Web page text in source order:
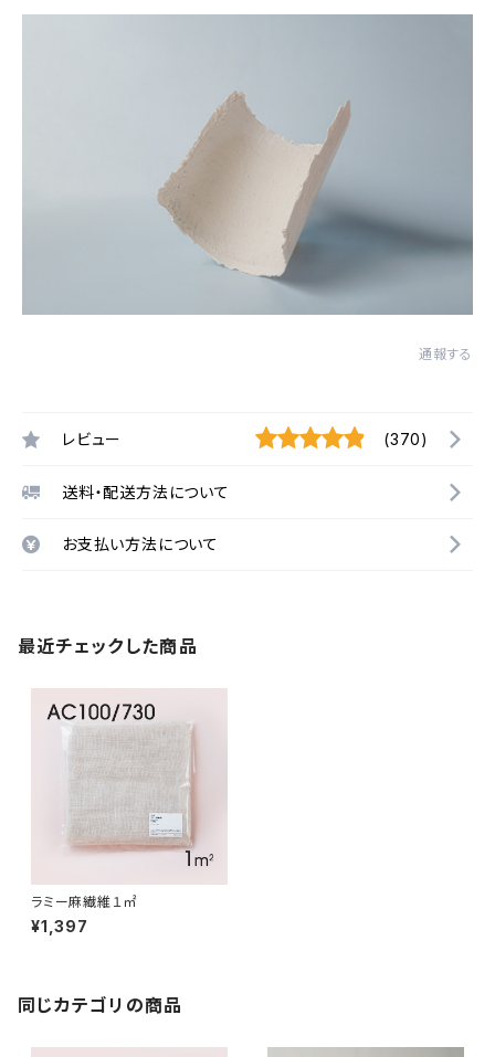
通報する
レビュー (370)
送料・配送方法について
お支払い方法について
最近チェックした商品
ラミー麻繊維１㎡
¥1,397
同じカテゴリの商品